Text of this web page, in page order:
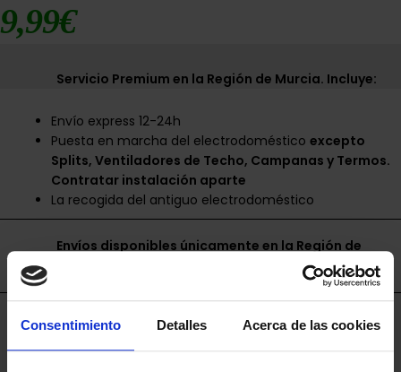
Consentimiento Detalles Acerca de las cookies
9,99€
Servicio Premium en la Región de Murcia. Incluye:
Envío express 12-24h
Puesta en marcha del electrodomésticoexcepto
Splits, Ventiladores de Techo, Campanas y Termos.
Contratar instalación aparte
La recogida del antiguo electrodoméstico
Envíos disponibles únicamente en la Región de
Financia a plazos con Cetelem
+ info